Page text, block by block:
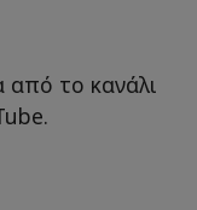
το κανάλι